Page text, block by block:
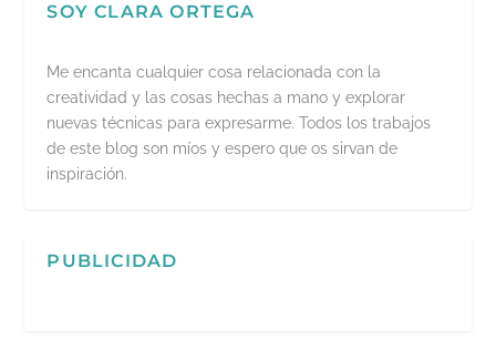
SOY CLARA ORTEGA
Me encanta cualquier cosa relacionada con la
creatividad y las cosas hechas a mano y explorar
nuevas técnicas para expresarme. Todos los trabajos
de este blog son míos y espero que os sirvan de
inspiración.
PUBLICIDAD